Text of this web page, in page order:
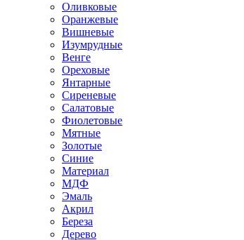
Оливковые
Оранжевые
Вишневые
Изумрудные
Венге
Ореховые
Янтарные
Сиреневые
Салатовые
Фиолетовые
Мятные
Золотые
Синие
Материал
МДФ
Эмаль
Акрил
Береза
Дерево